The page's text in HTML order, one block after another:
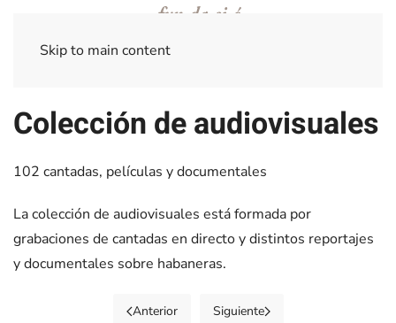
Skip to main content
Colección de audiovisuales
102 cantadas, películas y documentales
La colección de audiovisuales está formada por
grabaciones de cantadas en directo y distintos reportajes
y documentales sobre habaneras.
Anterior Siguiente